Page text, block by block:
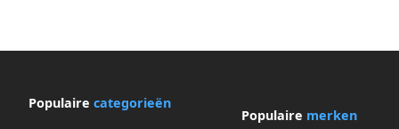
Populaire categorieën
Populaire merken